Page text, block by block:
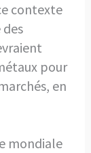
contexte
pour
en
mondiale